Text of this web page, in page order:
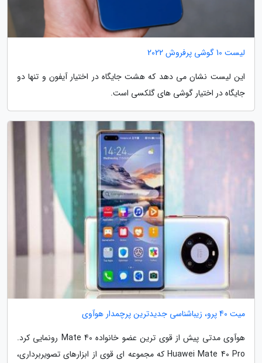
لیست 10 گوشی پرفروش 2022
این لیست نشان می دهد که هشت جایگاه در اختیار آیفون و تنها دو
جایگاه در اختیار گوشی های گلکسی است.
میت 40 پرو، زیباشناسی جدیدترین پرچمدار هوآوی
هوآوی مدتی پیش از قوی ترین عضو خانواده Mate 40 رونمایی کرد.
Huawei Mate 40 Pro که مجموعه ای قوی از ابزارهای تصویربرداری،